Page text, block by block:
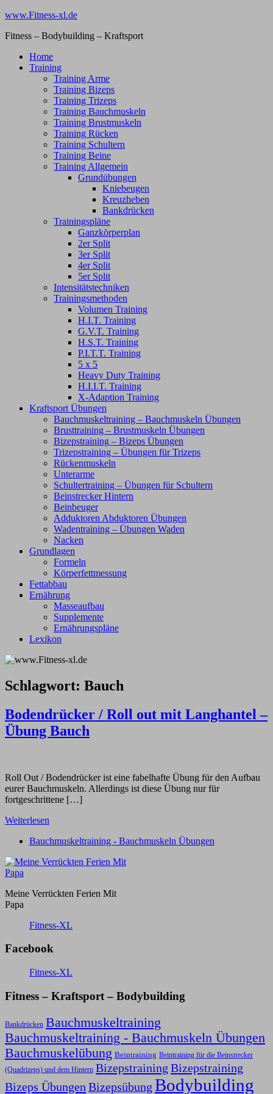
Zum
springen
www.Fitness-xl.de
Fitness – Bodybuilding – Kraftsport
Home
Training
Training Arme
Training Bizeps
Training Trizeps
Training Bauchmuskeln
Training Brustmuskeln
Training Rücken
Training Schultern
Training Beine
Training Allgemein
Grundübungen
Kniebeugen
Kreuzheben
Bankdrücken
Trainingspläne
Ganzkörperplan
2er Split
3er Split
4er Split
5er Split
Intensitätstechniken
Trainingsmethoden
Volumen Training
H.I.T. Training
G.V.T. Training
H.S.T. Training
P.I.T.T. Training
5 x 5
Heavy Duty Training
H.I.I.T. Training
X-Adaption Training
Kraftsport Übungen
Bauchmuskeltraining – Bauchmuskeln Übungen
Brusttraining – Brustmuskeln Übungen
Bizepstraining – Bizeps Übungen
Trizepstraining – Übungen für Trizeps
Rückenmuskeln
Unterarme
Schultertraining – Übungen für Schultern
Beinstrecker Hintern
Beinbeuger
Adduktoren Abduktoren Übungen
Wadentraining – Übungen Waden
Nacken
Grundlagen
Formeln
Körperfettmessung
Fettabbau
Ernährung
Masseaufbau
Supplemente
Ernährungspläne
Lexikon
Schlagwort: Bauch
Bodendrücker / Roll out mit Langhantel –
Übung Bauch
Roll Out / Bodendrücker ist eine fabelhafte Übung für den Aufbau
eurer Bauchmuskeln. Allerdings ist diese Übung nur für
fortgeschrittene […]
Weiterlesen
Bauchmuskeltraining - Bauchmuskeln Übungen
Meine Verrückten Ferien Mit
Papa
Fitness-XL
Facebook
Fitness-XL
Fitness – Kraftsport – Bodybuilding
Bankdrücken Bauchmuskeltraining
Bauchmuskeltraining - Bauchmuskeln Übungen
Bauchmuskelübung Beintraining Beintraining für die Beinstrecker
(Quadrizeps) und dem Hintern Bizepstraining Bizepstraining
Bizeps Übungen Bizepsübung Bodybuilding